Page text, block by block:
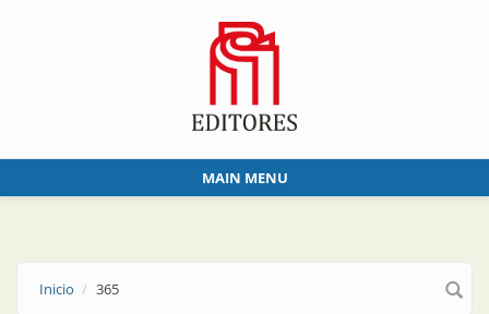
MAIN MENU
Inicio 365